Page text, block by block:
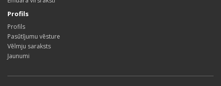
Profils
Profils
Pasūtījumu vēsture
Vēlmju saraksts
Jaunumi